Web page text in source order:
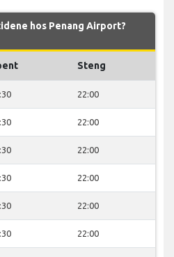
hos Penang Airport?
Steng
22:00
22:00
22:00
22:00
22:00
22:00